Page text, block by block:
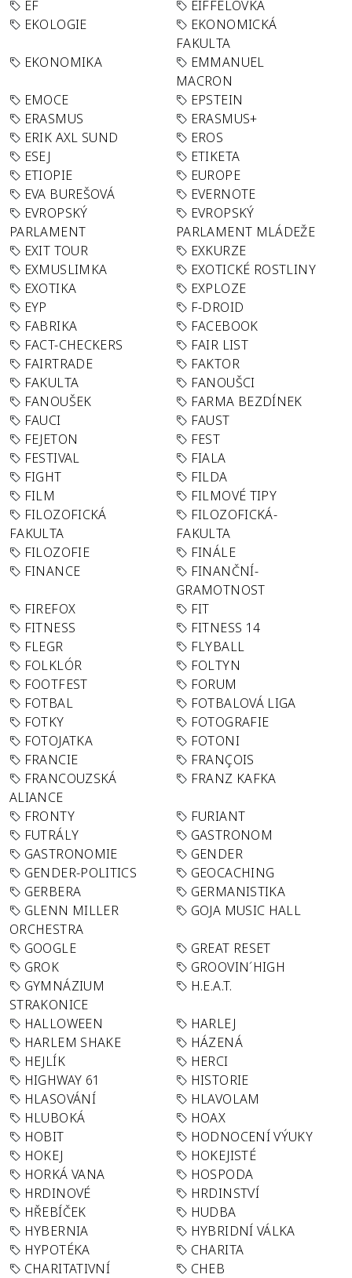
EF
EIFFELOVKA
EKOLOGIE
EKONOMICKÁ
FAKULTA
EKONOMIKA
EMMANUEL
MACRON
EMOCE
EPSTEIN
ERASMUS
ERASMUS+
ERIK AXL SUND
EROS
ESEJ
ETIKETA
ETIOPIE
EUROPE
EVA BUREŠOVÁ
EVERNOTE
EVROPSKÝ
PARLAMENT
EVROPSKÝ
PARLAMENT MLÁDEŽE
EXIT TOUR
EXKURZE
EXMUSLIMKA
EXOTICKÉ ROSTLINY
EXOTIKA
EXPLOZE
EYP
F-DROID
FABRIKA
FACEBOOK
FACT-CHECKERS
FAIR LIST
FAIRTRADE
FAKTOR
FAKULTA
FANOUŠCI
FANOUŠEK
FARMA BEZDÍNEK
FAUCI
FAUST
FEJETON
FEST
FESTIVAL
FIALA
FIGHT
FILDA
FILM
FILMOVÉ TIPY
FILOZOFICKÁ
FAKULTA
FILOZOFICKÁ-
FAKULTA
FILOZOFIE
FINÁLE
FINANCE
FINANČNÍ-
GRAMOTNOST
FIREFOX
FIT
FITNESS
FITNESS 14
FLEGR
FLYBALL
FOLKLÓR
FOLTYN
FOOTFEST
FORUM
FOTBAL
FOTBALOVÁ LIGA
FOTKY
FOTOGRAFIE
FOTOJATKA
FOTONI
FRANCIE
FRANÇOIS
FRANCOUZSKÁ
ALIANCE
FRANZ KAFKA
FRONTY
FURIANT
FUTRÁLY
GASTRONOM
GASTRONOMIE
GENDER
GENDER-POLITICS
GEOCACHING
GERBERA
GERMANISTIKA
GLENN MILLER
ORCHESTRA
GOJA MUSIC HALL
GOOGLE
GREAT RESET
GROK
GROOVIN´HIGH
GYMNÁZIUM
STRAKONICE
H.E.A.T.
HALLOWEEN
HARLEJ
HARLEM SHAKE
HÁZENÁ
HEJLÍK
HERCI
HIGHWAY 61
HISTORIE
HLASOVÁNÍ
HLAVOLAM
HLUBOKÁ
HOAX
HOBIT
HODNOCENÍ VÝUKY
HOKEJ
HOKEJISTÉ
HORKÁ VANA
HOSPODA
HRDINOVÉ
HRDINSTVÍ
HŘEBÍČEK
HUDBA
HYBERNIA
HYBRIDNÍ VÁLKA
HYPOTÉKA
CHARITA
CHARITATIVNÍ
CHEB